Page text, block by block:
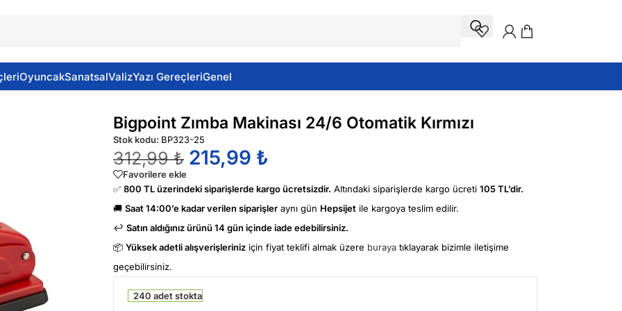
OyuncakSanatsalValizYazı GereçleriGenel
Makinası 24/6 Otomatik Kırmızı
Bigpoint Zımba Makinası 24/6 Otomatik Kırmızı
Stok kodu: BP323-25
312,99₺ 215,99 ₺
Favorilere ekle
✅ 800 TL üzerindeki siparişlerde kargo ücretsizdir. Altındaki siparişlerde kargo ücreti 105 TL’dir.
🚚 Saat 14:00’e kadar verilen siparişler aynı gün Hepsijet ile kargoya teslim edilir.
↩️ Satın aldığınız ürünü 14 gün içinde iade edebilirsiniz.
📦 Yüksek adetli alışverişleriniz için fiyat teklifi almak üzere buraya tıklayarak bizimle iletişime
geçebilirsiniz.
240 adet stokta